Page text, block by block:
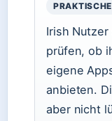
Irish
prüfen, ob
eigene
anbieten.
aber nicht